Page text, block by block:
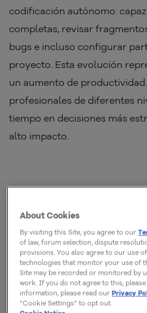
codificación autónomo:
completas, revisar
bugs e incluso configurar
proyecto. Esta evolución
un aumento de
profesionales de diferentes
tiempo en decisiones más
alto impacto.
De asistente a
estratégico
Hasta hace poco tiempo,
revolución en sí mismo:
About Cookies
By visiting this Site, you agree to our
of law, forum selection, dispute
provisions. You also agree to our use
technologies that monitor your use of
Site may be recorded or monitored by
work. If you do not agree to this,
information, please read ourPrivacy
“Cookie Settings” to opt out.